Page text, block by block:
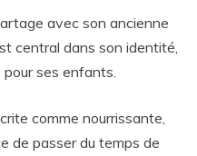
avec son ancienne
central dans son identité,
ses enfants.
comme nourrissante,
de passer du temps de